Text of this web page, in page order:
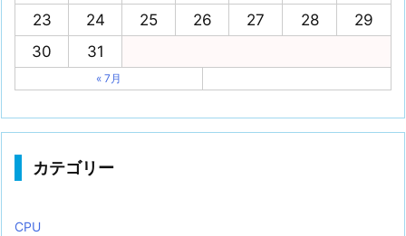
23
24 25 26 27 28
29
30
31
« 7月
カテゴリー
CPU